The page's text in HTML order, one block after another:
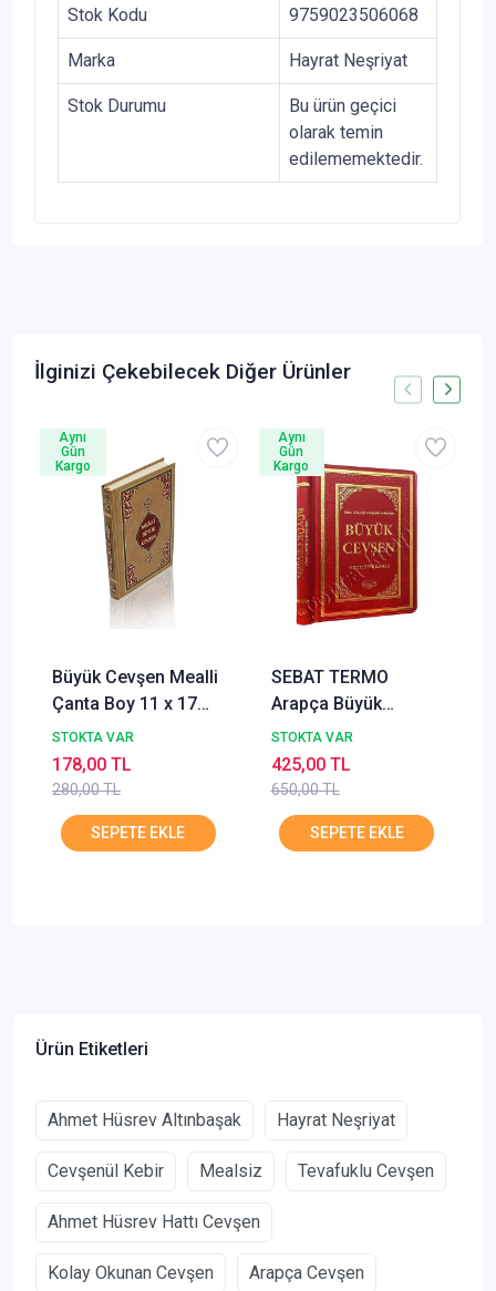
Stok Kodu 9759023506068
Marka Hayrat Neşriyat
Stok Durumu
Bu ürün geçici
olarak temin
edilememektedir.
İlginizi Çekebilecek Diğer Ürünler
Büyük Cevşen Mealli
Çanta Boy 11 x 17
cm HAYRAT
STOKTA VAR
280,00 TL
178,00 TL
Aynı
Gün
Kargo
SEBAT TERMO
Arapça Büyük
Cevşen Celcelutiye
İlaveli Çanta Boy
KOD 1001
STOKTA VAR
650,00 TL
425,00 TL
Aynı
Gün
Kargo
Ürün Etiketleri
Ahmet Hüsrev Altınbaşak Hayrat Neşriyat
Cevşenül Kebir Mealsiz Tevafuklu Cevşen
Ahmet Hüsrev Hattı Cevşen
Kolay Okunan Cevşen Arapça Cevşen